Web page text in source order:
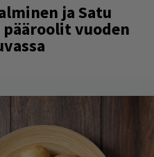
ja Satu
vuoden